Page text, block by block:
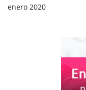
enero 2020